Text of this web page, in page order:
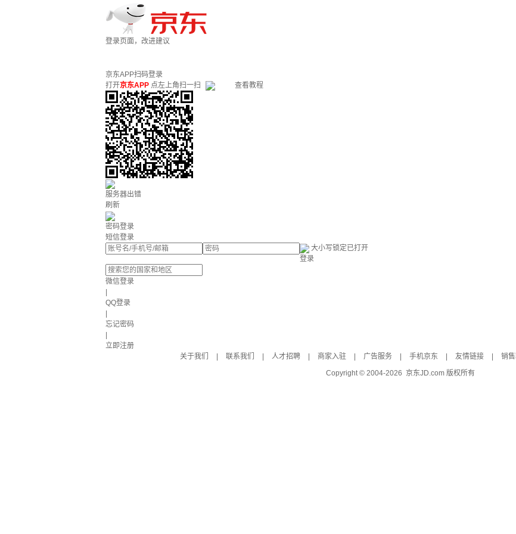
登录页面，改进建议
京东APP扫码登录
打开京东APP 点左上角扫一扫 查看教程
服务器出错
刷新
密码登录
短信登录
大小写锁定已打开
登录
微信登录
QQ登录
忘记密码
立即注册
关于我们
联系我们 人才招聘 商家入驻 广告服务 手机京东 友情链接 销
Copyright © 2004-2026 京东JD.com 版权所有